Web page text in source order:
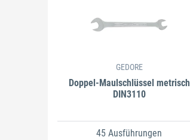
GEDORE
Doppel-Maulschlüssel metrisch
DIN3110
45 Ausführungen